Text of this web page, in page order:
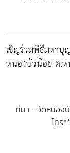
เชิญร่วมพิธีมหาบุ
หนองบัวน้อย ต.ห
ที่มา : วัดหนอง
โทร